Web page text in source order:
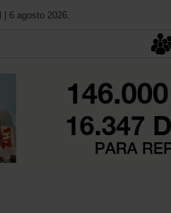
| 6 agosto 2026.